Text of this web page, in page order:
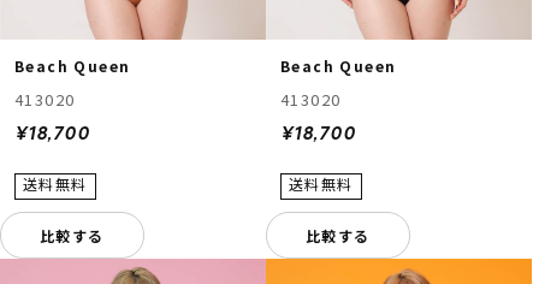
Beach Queen
413020
¥18,700
比較する
Beach Queen
413020
¥18,700
比較する